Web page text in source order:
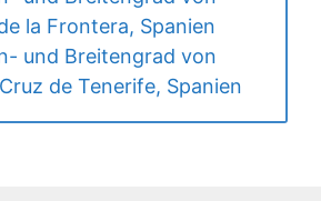
la Frontera, Spanien
und Breitengrad von
de Tenerife, Spanien